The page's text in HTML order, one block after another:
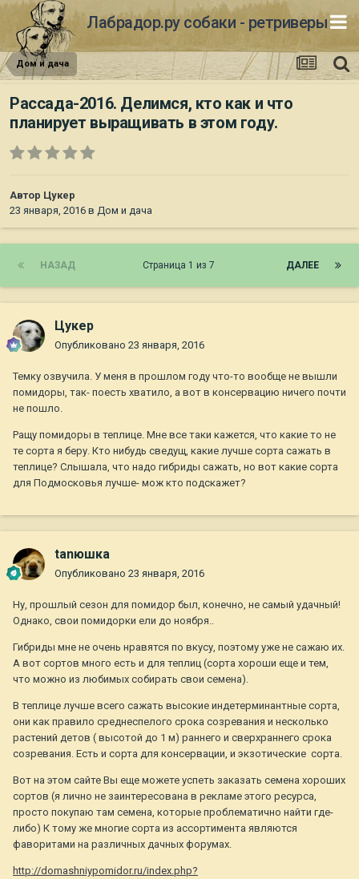
Лабрадор.ру собаки - ретриверы
Дом и дача
Рассада-2016. Делимся, кто как и что
планирует выращивать в этом году.
Автор Цукер
23 января, 2016 в Дом и дача
НАЗАД ДАЛЕЕ
Страница 1 из 7
Цукер
Опубликовано 23 января, 2016
Темку озвучила. У меня в прошлом году что-то вообще не вышли
помидоры, так- поесть хватило, а вот в консервацию ничего почти
не пошло.
Ращу помидоры в теплице. Мне все таки кажется, что какие то не
те сорта я беру. Кто нибудь сведущ, какие лучше сорта сажать в
теплице? Слышала, что надо гибриды сажать, но вот какие сорта
для Подмосковья лучше- мож кто подскажет?
tanюшка
Опубликовано 23 января, 2016
Ну, прошлый сезон для помидор был, конечно, не самый удачный!
Однако, свои помидорки ели до ноября..
Гибриды мне не очень нравятся по вкусу, поэтому уже не сажаю их.
А вот сортов много есть и для теплиц (сорта хороши еще и тем,
что можно из любимых собирать свои семена).
В теплице лучше всего сажать высокие индетерминантные сорта,
они как правило среднеспелого срока созревания и несколько
растений детов ( высотой до 1 м) раннего и сверхраннего срока
созревания. Есть и сорта для консервации, и экзотические сорта.
Вот на этом сайте Вы еще можете успеть заказать семена хороших
сортов (я лично не заинтересована в рекламе этого ресурса,
просто покупаю там семена, которые проблематично найти где-
либо) К тому же многие сорта из ассортимента являются
фаворитами на различных дачных форумах.
http://domashniypomidor.ru/index.php?